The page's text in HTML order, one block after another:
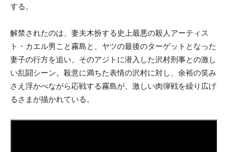
する。
解禁されたのは、妻夫木扮する史上最悪の殺人アーティス
ト・カエル男こと霧島と、ヤツの最後のターゲットとなった
妻子の行方を追い、そのアジトに潜入した沢村刑事との激し
い乱闘シーン。殺意に満ちた表情の沢村に対し、余裕の笑み
さえ浮かべながら応戦する霧島が、激しい肉弾戦を繰り広げ
るさまが描かれている。